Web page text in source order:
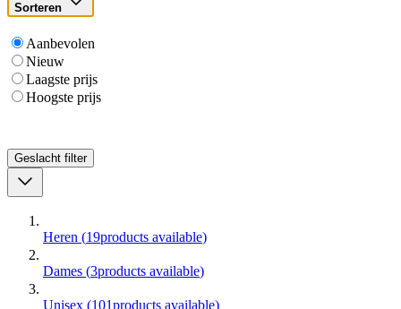
Sorteren
Aanbevolen
Nieuw
Laagste prijs
Hoogste prijs
Geslacht filter
Heren (19products available)
Dames (3products available)
Unisex (101products available)